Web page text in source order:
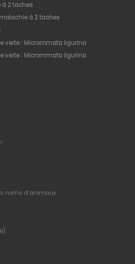
à 2 taches
à 2 taches
verte : Micrommata ligurina
verte : Micrommata ligurina
noms d’animaux